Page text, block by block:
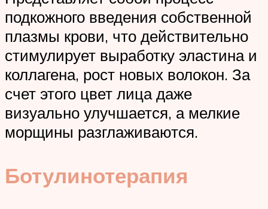
подкожного введения собственной
плазмы крови, что действительно
стимулирует выработку эластина и
коллагена, рост новых волокон. За
счет этого цвет лица даже
визуально улучшается, а мелкие
морщины разглаживаются.
Ботулинотерапия